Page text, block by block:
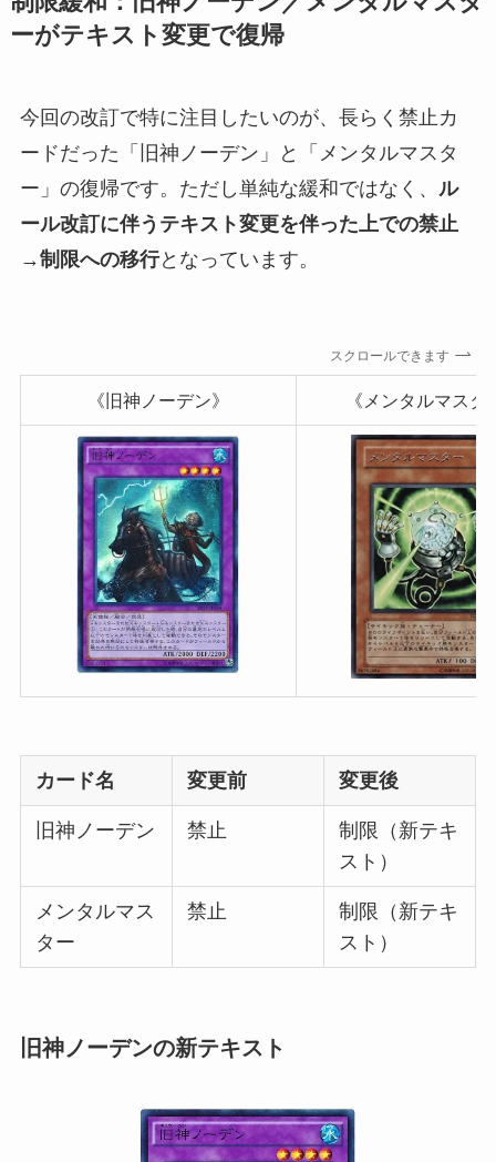
ーがテキスト変更で復帰
今回の改訂で特に注目したいのが、長らく禁止カ
ードだった「旧神ノーデン」と「メンタルマスタ
ー」の復帰です。ただし単純な緩和ではなく、 ル
ール改訂に伴うテキスト変更を伴った上での禁止
→制限への移行となっています。
スクロールできます
《旧神ノーデン》 《メンタルマスタ
カード名 変更前 変更後
旧神ノーデン 禁止
制限（新テキ
スト）
メンタルマス
ター
禁止
制限（新テキ
スト）
旧神ノーデンの新テキスト